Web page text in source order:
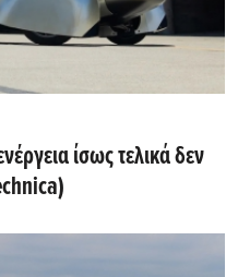
ίσως τελικά δεν